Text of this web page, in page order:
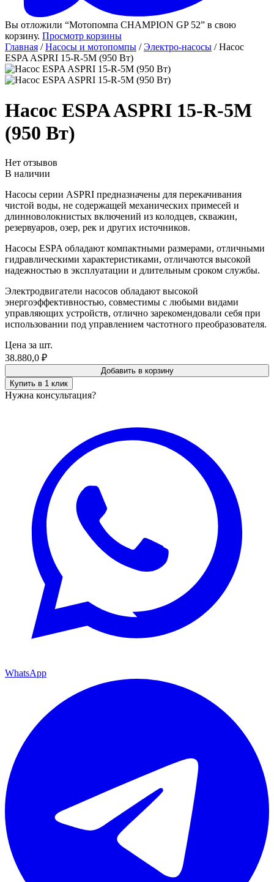
Вы отложили “Мотопомпа CHAMPION GP 52” в свою
корзину. Просмотр корзины
Главная /Насосы и мотопомпы /Электро-насосы / Насос
ESPA ASPRI 15-R-5M (950 Вт)
Насос ESPA ASPRI 15-R-5M
(950 Вт)
Нет отзывов
В наличии
Насосы серии ASPRI предназначены для перекачивания
чистой воды, не содержащей механических примесей и
длинноволокнистых включений из колодцев, скважин,
резервуаров, озер, рек и других источников.
Насосы ESPA обладают компактными размерами, отличными
гидравлическими характеристиками, отличаются высокой
надежностью в эксплуатации и длительным сроком службы.
Электродвигатели насосов обладают высокой
энергоэффективностью, совместимы с любыми видами
управляющих устройств, отлично зарекомендовали себя при
использовании под управлением частотного преобразователя.
Цена за шт.
38.880,0 ₽
Добавить в корзину
Купить в 1 клик
Нужна консультация?
WhatsApp